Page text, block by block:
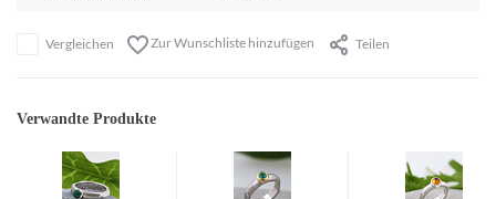
Vergleichen Zur Wunschliste hinzufügen Teilen
Verwandte Produkte